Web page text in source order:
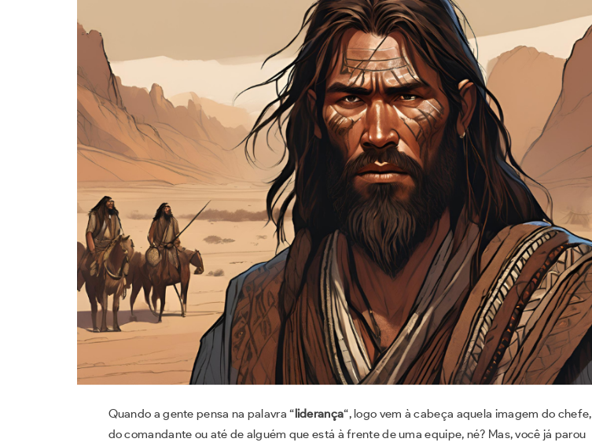
Quando a gente pensa na palavra “liderança“, logo vem à cabeça aquela imagem do chefe,
do comandante ou até de alguém que está à frente de uma equipe, né? Mas, você já parou